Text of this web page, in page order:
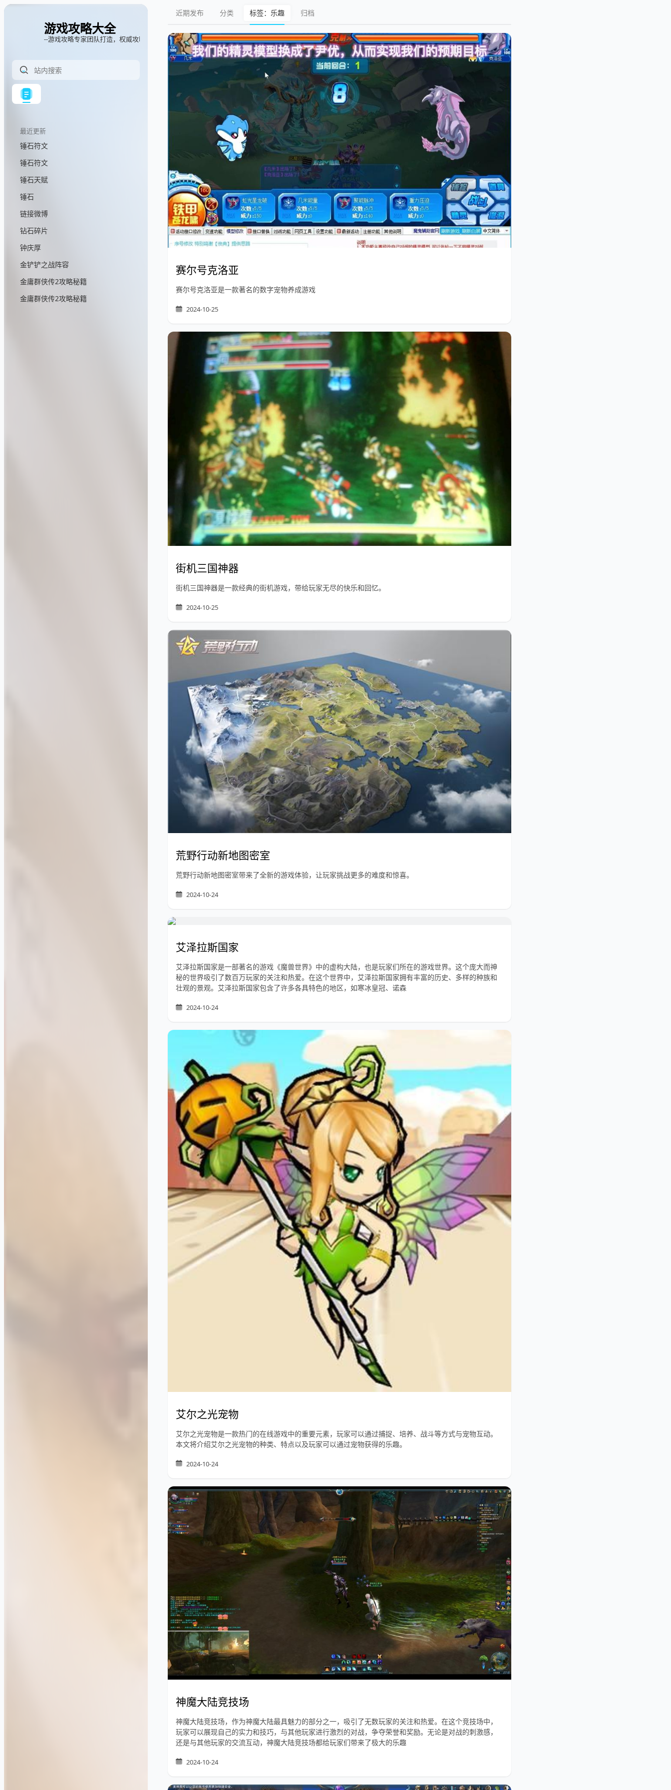
游戏攻略大全
--游戏攻略专家团队打造，权威攻略指南
最近更新
锤石符文
锤石符文
锤石天赋
锤石
链接微博
钻石碎片
钟庆厚
金铲铲之战阵容
金庸群侠传2攻略秘籍
金庸群侠传2攻略秘籍
近期发布 分类 标签：乐趣 归档
赛尔号克洛亚
赛尔号克洛亚是一款著名的数字宠物养成游戏
2024-10-25
街机三国神器
街机三国神器是一款经典的街机游戏，带给玩家无尽的快乐和回忆。
2024-10-25
荒野行动新地图密室
荒野行动新地图密室带来了全新的游戏体验，让玩家挑战更多的难度和惊喜。
2024-10-24
艾泽拉斯国家
艾泽拉斯国家是一部著名的游戏《魔兽世界》中的虚构大陆，也是玩家们所在的游戏世界。这个庞大而神
秘的世界吸引了数百万玩家的关注和热爱。在这个世界中，艾泽拉斯国家拥有丰富的历史、多样的种族和
壮观的景观。艾泽拉斯国家包含了许多各具特色的地区，如寒冰皇冠、诺森
2024-10-24
艾尔之光宠物
艾尔之光宠物是一款热门的在线游戏中的重要元素，玩家可以通过捕捉、培养、战斗等方式与宠物互动。
本文将介绍艾尔之光宠物的种类、特点以及玩家可以通过宠物获得的乐趣。
2024-10-24
神魔大陆竞技场
神魔大陆竞技场，作为神魔大陆最具魅力的部分之一，吸引了无数玩家的关注和热爱。在这个竞技场中，
玩家可以展现自己的实力和技巧，与其他玩家进行激烈的对战，争夺荣誉和奖励。无论是对战的刺激感，
还是与其他玩家的交流互动，神魔大陆竞技场都给玩家们带来了极大的乐趣
2024-10-24